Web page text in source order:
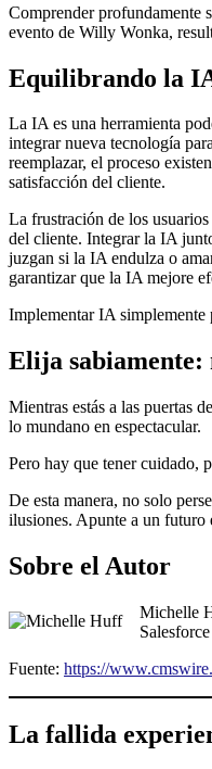
Comprender profundamente
evento de Willy Wonka,
Equilibrando la
La IA es una herramienta
integrar nueva tecnología
reemplazar, el proceso
satisfacción del cliente.
La frustración de los
del cliente. Integrar la IA
juzgan si la IA endulza o
garantizar que la IA mejore
Implementar IA simplemente
Elija sabiamente:
Mientras estás a las puertas
lo mundano en espectacular.
Pero hay que tener cuidado,
De esta manera, no solo
ilusiones. Apunte a un futuro
Sobre el Autor
Michelle
Fuente: https://
La fallida